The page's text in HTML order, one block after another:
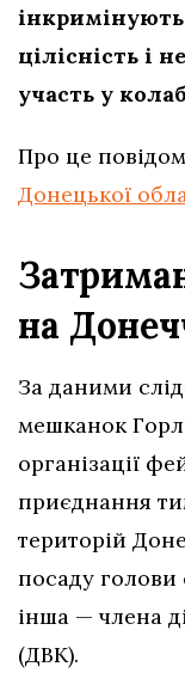
цілісність і
участь у
Про це
Донецької
на
За даними
мешканок
організації
приєднання
територій
посаду голови
інша — члена
(ДВК).